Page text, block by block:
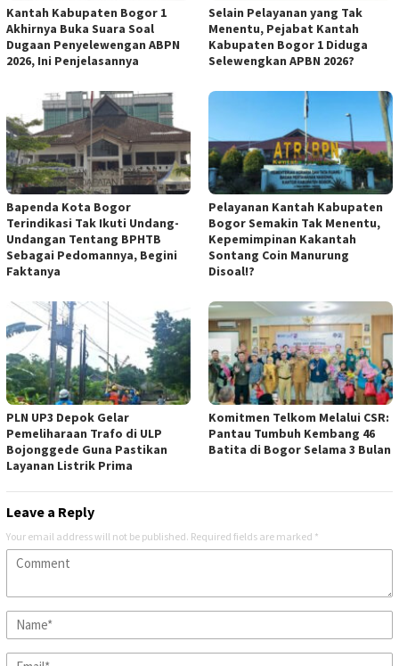
Kantah Kabupaten Bogor 1
Akhirnya Buka Suara Soal
Dugaan Penyelewengan ABPN
2026, Ini Penjelasannya
Selain Pelayanan yang Tak
Menentu, Pejabat Kantah
Kabupaten Bogor 1 Diduga
Selewengkan APBN 2026?
Bapenda Kota Bogor
Terindikasi Tak Ikuti Undang-
Undangan Tentang BPHTB
Sebagai Pedomannya, Begini
Faktanya
Pelayanan Kantah Kabupaten
Bogor Semakin Tak Menentu,
Kepemimpinan Kakantah
Sontang Coin Manurung
Disoal!?
PLN UP3 Depok Gelar
Pemeliharaan Trafo di ULP
Bojonggede Guna Pastikan
Layanan Listrik Prima
Komitmen Telkom Melalui CSR:
Pantau Tumbuh Kembang 46
Batita di Bogor Selama 3 Bulan
Leave a Reply
Your email address will not be published. Required fields are marked *